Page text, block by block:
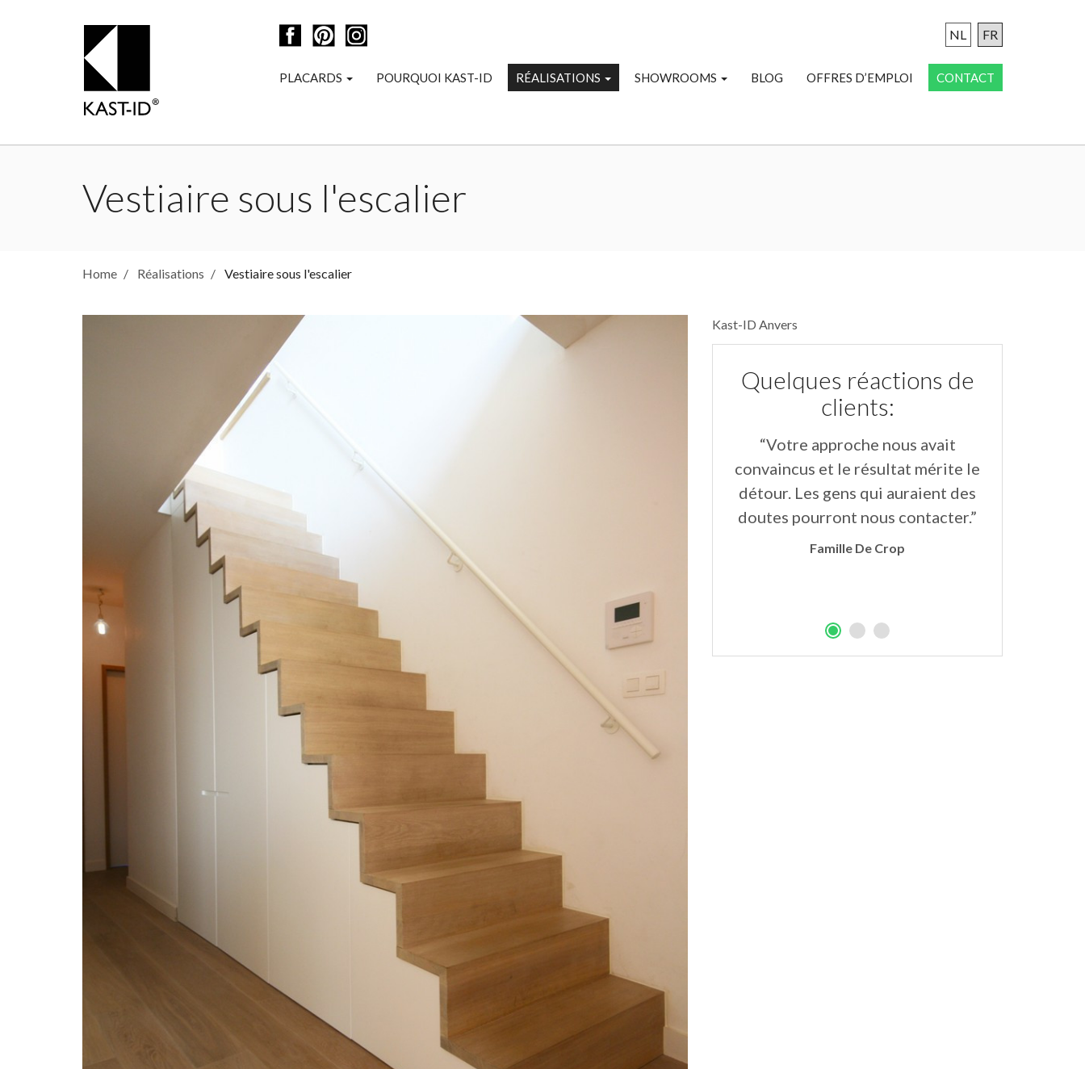
PLACARDS POURQUOI KAST-ID RÉALISATIONS SHOWROOMS BLOG OFFRES D’EMPLOI CONTACT
NL FR
Vestiaire sous l'escalier
Home Réalisations Vestiaire sous l'escalier
Kast-ID Anvers
Quelques réactions de
clients:
“Les installateurs ont été très
aimables et ont presté un travail
parfait.Les armoires confèrent une
grande plus-value à mon living et
soulignent les lignes fluides de
l’ensemble.Fantastique!”
Mieke Vandewalle
“Votre approche nous avait
convaincus et le résultat mérite le
détour. Les gens qui auraient des
doutes pourront nous contacter.”
Famille De Crop